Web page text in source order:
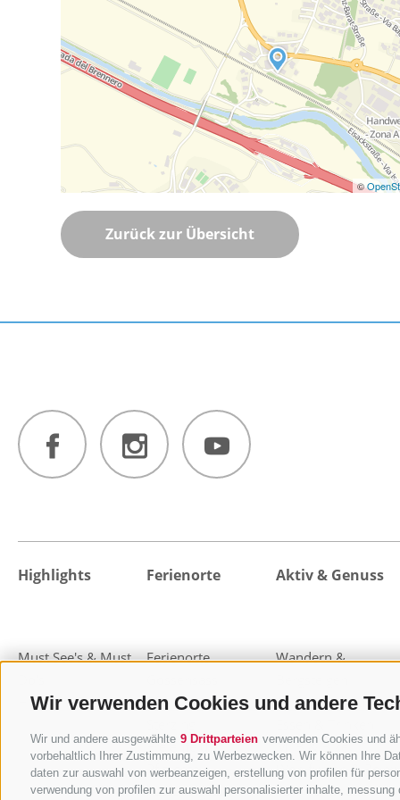
Wir verwenden Cookies und andere
Wir und andere ausgewählte 9 Drittparteien verwenden Cookies und
vorbehaltlich Ihrer Zustimmung, zu Werbezwecken. Wir können Ihre
daten zur auswahl von werbeanzeigen, erstellung von profilen für
verwendung von profilen zur auswahl personalisierter inhalte,
©
Zurück zur Übersicht
Highlights
Must See's & Must
Highlight-Events
Ferienorte
Ferienorte
Pflerschtal
Freienfeld
Pfitschtal
Ratschingstal
Aktiv & Genuss
Wandern &
Almen und Hütten
MTB & Bike
Wohlfühlen & Relax
Familienurlaub